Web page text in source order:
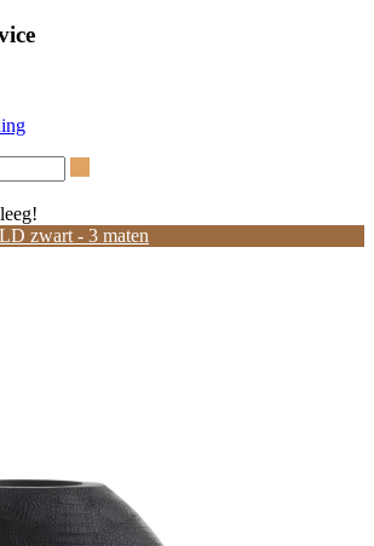
zwart - 3 maten